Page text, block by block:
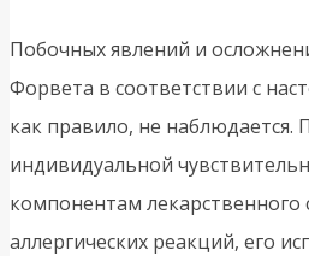
Побочных явлений и
Форвета в соответствии с
как правило, не
индивидуальной
компонентам лекарственного
аллергических реакций, его